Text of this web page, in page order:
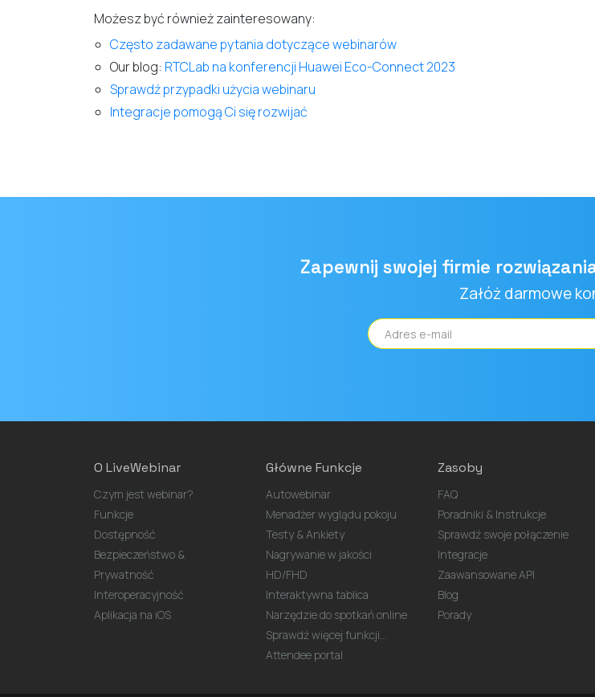
Możesz być również zainteresowany:
Często zadawane pytania dotyczące webinarów
Our blog: RTCLab na konferencji Huawei Eco-Connect 2023
Sprawdź przypadki użycia webinaru
Integracje pomogą Ci się rozwijać
Zapewnij swojej firmie
Załóż darmowe
O LiveWebinar
Czym jest webinar?
Funkcje
Dostępność
Bezpieczeństwo &
Prywatność
Interoperacyjność
Aplikacja na iOS
Główne Funkcje
Autowebinar
Menadżer wyglądu pokoju
Testy & Ankiety
Nagrywanie w jakości
HD/FHD
Interaktywna tablica
Narzędzie do spotkań online
Sprawdź więcej funkcji...
Attendee portal
Zasoby
FAQ
Poradniki & Instrukcje
Sprawdź swoje połączenie
Integracje
Zaawansowane API
Blog
Porady